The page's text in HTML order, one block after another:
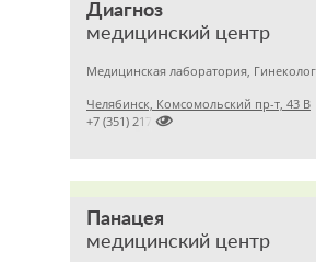
Диагноз
медицинский центр
Челябинск, Комсомольский пр-т, 43 В

+7 (351) 2172020
Панацея
медицинский центр